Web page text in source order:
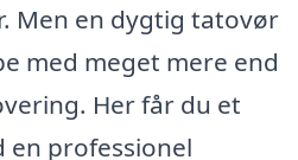
Men en dygtig tatovør
med meget mere end
Her får du et
en professionel